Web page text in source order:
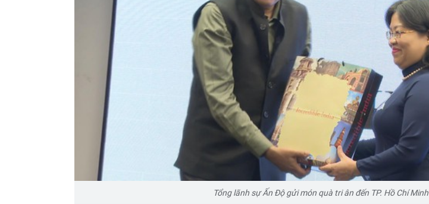
Tổng lãnh sự Ấn Độ gửi món quà tri ân đến TP. Hồ Chí Minh